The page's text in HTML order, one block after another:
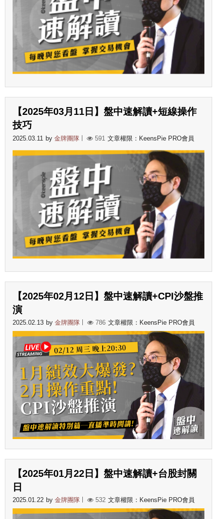
【2025年03月11日】盤中速解讀+短線操作
技巧
2025.03.11 by 金牌團隊 591 文章權限：KeensPie PRO會員
【2025年02月12日】盤中速解讀+CPI沙盤推
演
2025.02.13 by 金牌團隊 786 文章權限：KeensPie PRO會員
【2025年01月22日】盤中速解讀+台股封關
日
2025.01.22 by 金牌團隊 532 文章權限：KeensPie PRO會員